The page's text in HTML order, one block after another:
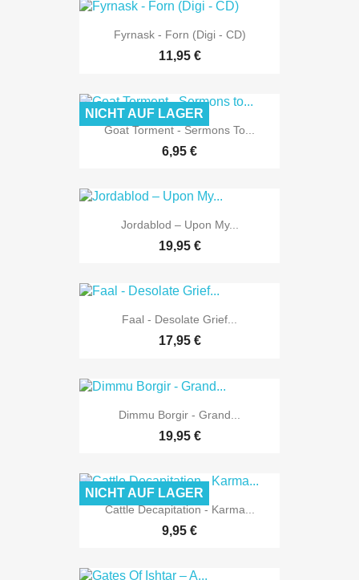
Fyrnask - Forn (Digi - CD)
11,95 €
Goat Torment - Sermons To...
6,95 €
NICHT AUF LAGER
Jordablod – Upon My...
19,95 €
Faal - Desolate Grief...
17,95 €
Dimmu Borgir - Grand...
19,95 €
Cattle Decapitation - Karma...
9,95 €
NICHT AUF LAGER